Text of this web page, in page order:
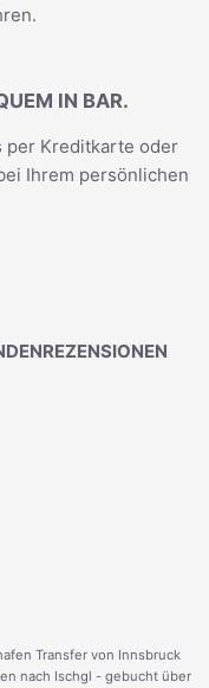
IN BAR.
per Kreditkarte oder
Ihrem persönlichen
Transfer von Innsbruck
nach Ischgl - gebucht über